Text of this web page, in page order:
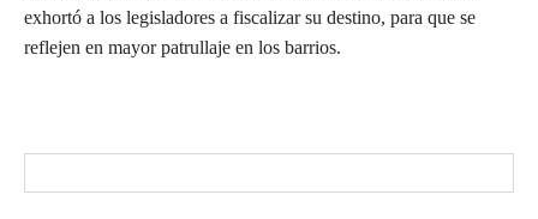
exhortó a los legisladores a fiscalizar su destino, para que se
reflejen en mayor patrullaje en los barrios.